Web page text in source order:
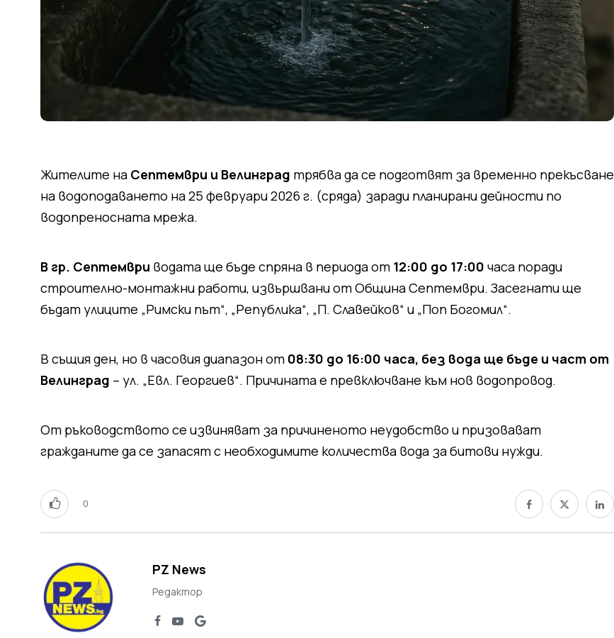
Жителите на Септември и Велинград трябва да се подготвят за временно прекъсване
на водоподаването на 25 февруари 2026 г. (сряда) заради планирани дейности по
водопреносната мрежа.
В гр. Септември водата ще бъде спряна в периода от 12:00 до 17:00 часа поради
строително-монтажни работи, извършвани от Община Септември. Засегнати ще
бъдат улиците „Римски път“, „Република“, „П. Славейков“ и „Поп Богомил“.
В същия ден, но в часовия диапазон от 08:30 до 16:00 часа, без вода ще бъде и част от
Велинград – ул. „Евл. Георгиев“. Причината е превключване към нов водопровод.
От ръководството се извиняват за причиненото неудобство и призовават
гражданите да се запасят с необходимите количества вода за битови нужди.
0
PZ News
Редактор